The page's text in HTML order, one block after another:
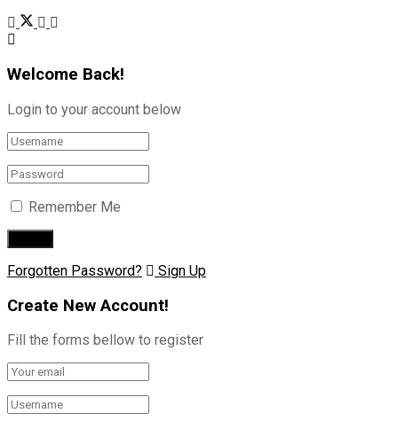
Welcome Back!
Login to your account below
Remember Me
Forgotten Password? Sign Up
Create New Account!
Fill the forms bellow to register